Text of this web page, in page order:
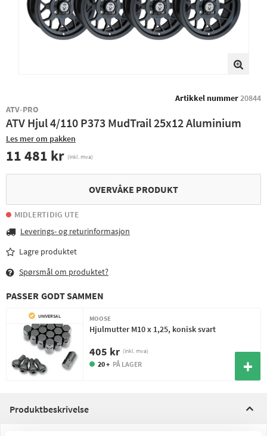
Artikkel nummer20844
ATV-PRO
ATV Hjul 4/110 P373 MudTrail 25x12 Aluminium
Les mer om pakken
11 481 kr (inkl. mva)
OVERVÅKE PRODUKT
MIDLERTIDIG UTE
Leverings- og returinformasjon
Lagre produktet
Spørsmål om produktet?
PASSER GODT SAMMEN
UNIVERSAL MOOSE
Hjulmutter M10 x 1,25, konisk svart
405 kr (inkl. mva)
20 + PÅ LAGER
Produktbeskrivelse